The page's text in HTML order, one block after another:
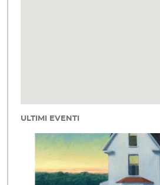
ULTIMI EVENTI